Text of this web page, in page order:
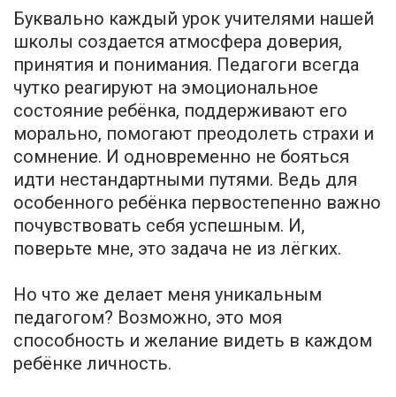
Буквально каждый урок учителями нашей
школы создается атмосфера доверия,
принятия и понимания. Педагоги всегда
чутко реагируют на эмоциональное
состояние ребёнка, поддерживают его
морально, помогают преодолеть страхи и
сомнение. И одновременно не бояться
идти нестандартными путями. Ведь для
особенного ребёнка первостепенно важно
почувствовать себя успешным. И,
поверьте мне, это задача не из лёгких.
Но что же делает меня уникальным
педагогом? Возможно, это моя
способность и желание видеть в каждом
ребёнке личность.